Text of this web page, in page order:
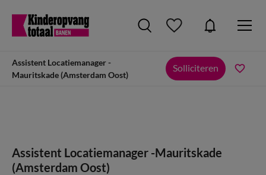
Assistent Locatiemanager -
Mauritskade (Amsterdam Oost)
Solliciteren
Assistent Locatiemanager -Mauritskade
(Amsterdam Oost)